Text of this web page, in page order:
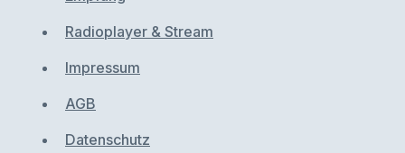
Radioplayer & Stream
Impressum
AGB
Datenschutz